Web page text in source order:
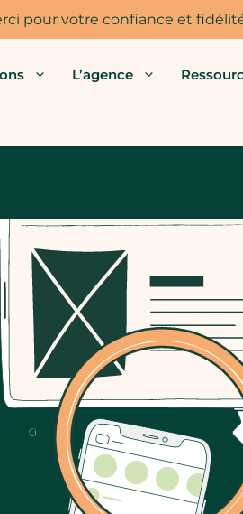
pour votre confiance et
L’agence